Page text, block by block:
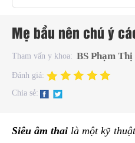
Mẹ bầu nên chú ý
Tham vấn y khoa: BS Phạm
Đánh giá:
Chia sẻ:
Siêu âm thailà một kỹ